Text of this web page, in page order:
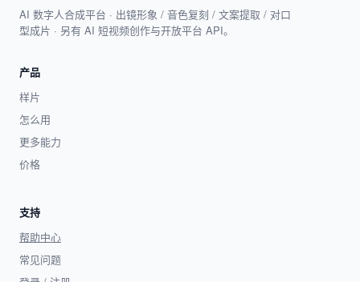
AI 数字人合成平台 · 出镜形象 / 音色复刻 / 文案提取 / 对口
型成片 · 另有 AI 短视频创作与开放平台 API。
产品
样片
怎么用
更多能力
价格
支持
帮助中心
常见问题